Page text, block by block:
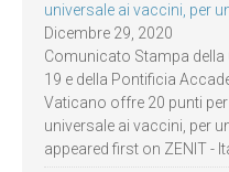
universale ai vaccini, per
Dicembre 29, 2020
Comunicato Stampa
19 e della Pontificia
Vaticano offre 20 punti
universale ai vaccini, per
appeared first on ZENIT -